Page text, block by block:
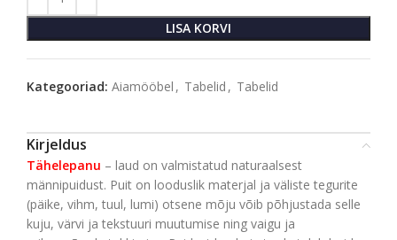
LISA KORVI
Kategooriad: Aiamööbel , Tabelid , Tabelid
Kirjeldus
Tähelepanu – laud on valmistatud naturaalsest
männipuidust. Puit on looduslik materjal ja väliste tegurite
(päike, vihm, tuul, lumi) otsene mõju võib põhjustada selle
kuju, värvi ja tekstuuri muutumise ning vaigu ja